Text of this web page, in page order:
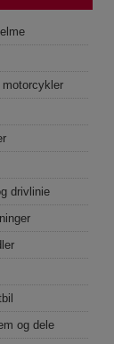
drivlinie
og dele